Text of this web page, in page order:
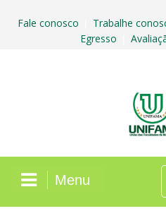
Fale conosco Trabalhe
Egresso
Menu